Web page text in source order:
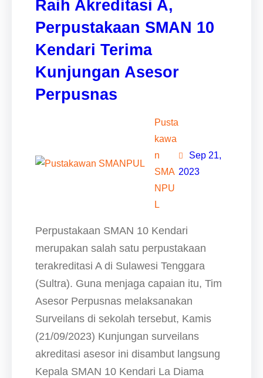
Raih Akreditasi A,
Perpustakaan SMAN 10
Kendari Terima
Kunjungan Asesor
Perpusnas
Pusta
kawa
n
SMA
NPU
L
Sep 21,
2023
Perpustakaan SMAN 10 Kendari
merupakan salah satu perpustakaan
terakreditasi A di Sulawesi Tenggara
(Sultra). Guna menjaga capaian itu, Tim
Asesor Perpusnas melaksanakan
Surveilans di sekolah tersebut, Kamis
(21/09/2023) Kunjungan surveilans
akreditasi asesor ini disambut langsung
Kepala SMAN 10 Kendari La Diama